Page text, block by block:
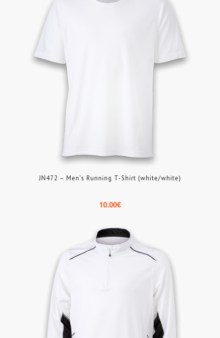
JN472 – Men’s Running T-Shirt (white/white)
10.00€